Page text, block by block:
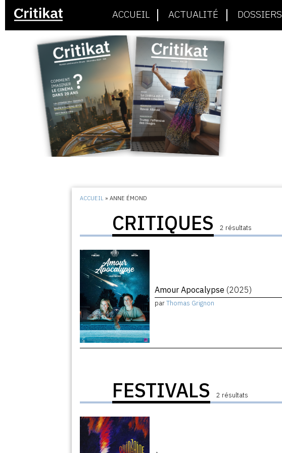
ACCUEIL ACTUALITÉ DOSSIERS
ACCUEIL »ANNE ÉMOND
CRITIQUES 2 résultats
Amour Apocalypse (2025)
parThomas Grignon
FESTIVALS 2 résultats